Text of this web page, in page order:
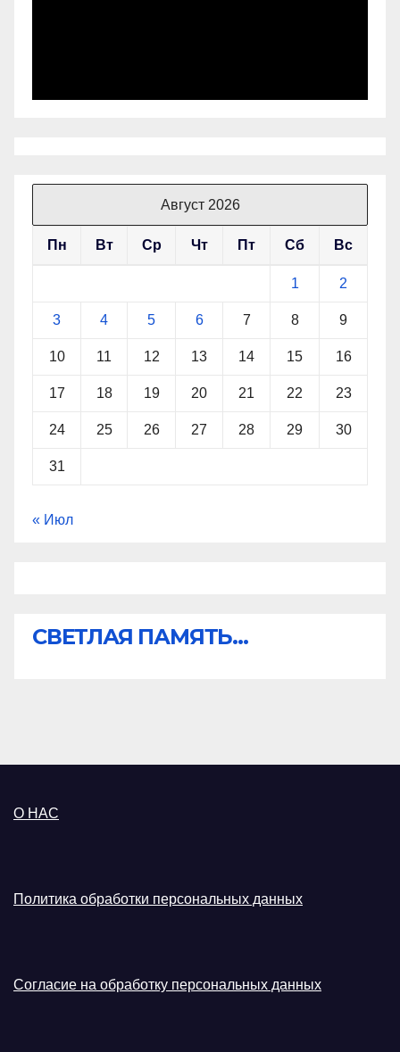
Август 2026
Пн Вт Ср Чт Пт Сб Вс
1 2
3 4 5 6 7 8 9
10 11 12 13 14 15 16
17 18 19 20 21 22 23
24 25 26 27 28 29 30
31
« Июл
СВЕТЛАЯ ПАМЯТЬ...
О НАС
Политика обработки персональных данных
Согласие на обработку персональных данных